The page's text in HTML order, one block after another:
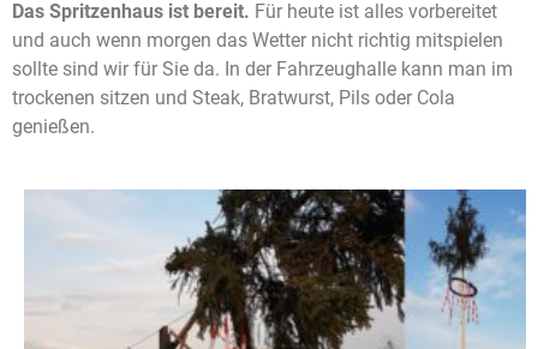
Das Spritzenhaus ist bereit. Für heute ist alles vorbereitet
und auch wenn morgen das Wetter nicht richtig mitspielen
sollte sind wir für Sie da. In der Fahrzeughalle kann man im
trockenen sitzen und Steak, Bratwurst, Pils oder Cola
genießen.